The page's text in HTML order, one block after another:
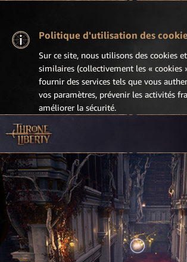
Politique d'utilisation des
Sur ce site, nous utilisons des cookies
similaires (collectivement les « cookies
fournir des services tels que vous
vos paramètres, prévenir les activités
améliorer la sécurité.